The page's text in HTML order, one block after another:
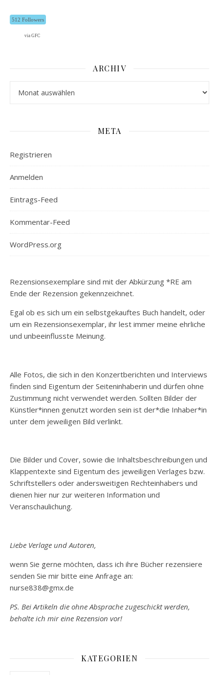
512 Followers
via GFC
ARCHIV
META
Registrieren
Anmelden
Eintrags-Feed
Kommentar-Feed
WordPress.org
Rezensionsexemplare sind mit der Abkürzung *RE am
Ende der Rezension gekennzeichnet.
Egal ob es sich um ein selbstgekauftes Buch handelt, oder
um ein Rezensionsexemplar, ihr lest immer meine ehrliche
und unbeeinflusste Meinung.
Alle Fotos, die sich in den Konzertberichten und Interviews
finden sind Eigentum der Seiteninhaberin und dürfen ohne
Zustimmung nicht verwendet werden. Sollten Bilder der
Künstler*innen genutzt worden sein ist der*die Inhaber*in
unter dem jeweiligen Bild verlinkt.
Die Bilder und Cover, sowie die Inhaltsbeschreibungen und
Klappentexte sind Eigentum des jeweiligen Verlages bzw.
Schriftstellers oder andersweitigen Rechteinhabers und
dienen hier nur zur weiteren Information und
Veranschaulichung.
Liebe Verlage und Autoren,
wenn Sie gerne möchten, dass ich ihre Bücher rezensiere
senden Sie mir bitte eine Anfrage an:
nurse838@gmx.de
PS. Bei Artikeln die ohne Absprache zugeschickt werden,
behalte ich mir eine Rezension vor!
KATEGORIEN